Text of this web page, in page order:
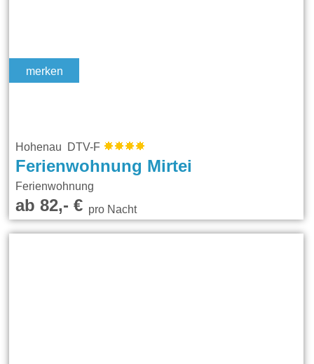
merken
Hohenau DTV-F
Ferienwohnung Mirtei
Ferienwohnung
ab 82,- €pro Nacht